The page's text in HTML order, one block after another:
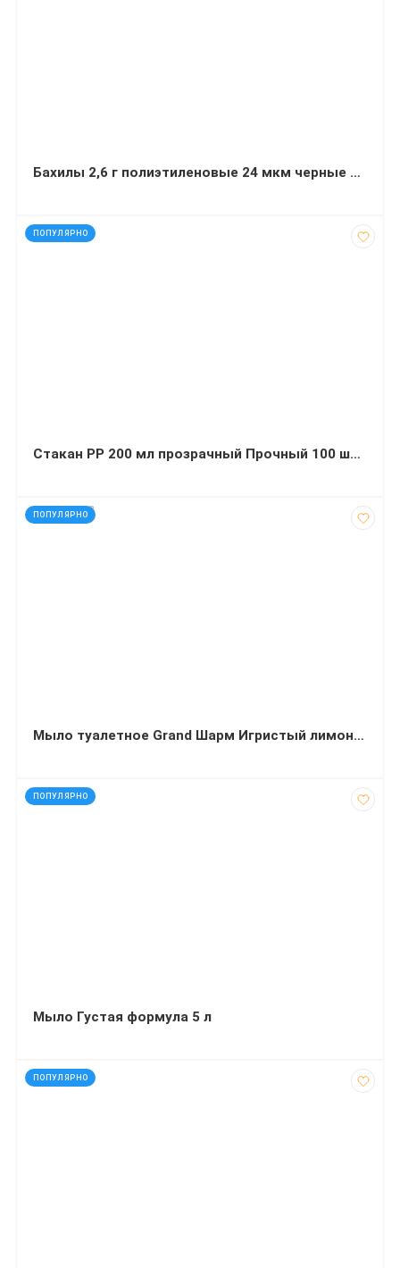
Бахилы 2,6 г полиэтиленовые 24 мкм черные 50 пар
ПОПУЛЯРНО
код: 28080
Стакан РР 200 мл прозрачный Прочный 100 штук
ПОПУЛЯРНО
код: 928128
Мыло туалетное Grand Шарм Игристый лимон 70 г
ПОПУЛЯРНО
код: 12216
Мыло Густая формула 5 л
ПОПУЛЯРНО
код: 12383